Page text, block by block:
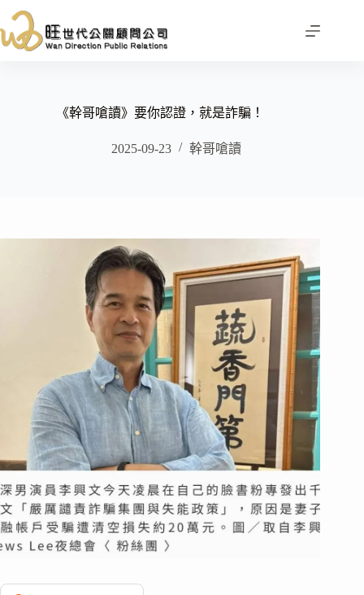
至
主
《幹哥嗆讀》要你認證，就是詐騙！
2025-09-23 幹哥嗆讀